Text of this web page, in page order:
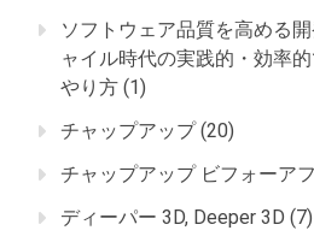
ソフトウェア品質を高める
ャイル時代の実践的・効率
やり方 (1)
チャップアップ(20)
チャップアップ ビフォーア
ディーパー 3D, Deeper 3D (7)